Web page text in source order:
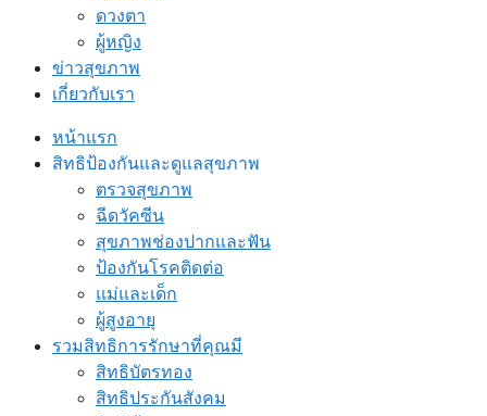
ดวงตา
ผู้หญิง
ข่าวสุขภาพ
เกี่ยวกับเรา
หน้าแรก
สิทธิป้องกันและดูแลสุขภาพ
ตรวจสุขภาพ
ฉีดวัคซีน
สุขภาพช่องปากและฟัน
ป้องกันโรคติดต่อ
แม่และเด็ก
ผู้สูงอายุ
รวมสิทธิการรักษาที่คุณมี
สิทธิบัตรทอง
สิทธิประกันสังคม